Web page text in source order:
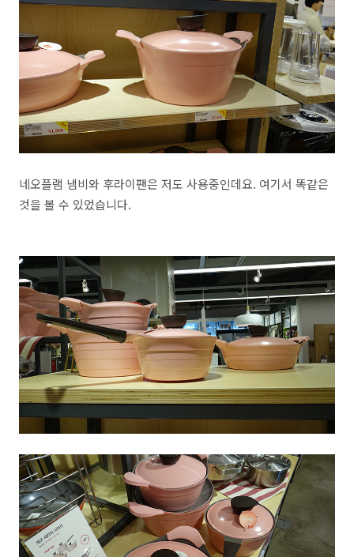
네오플램 냄비와 후라이팬은 저도 사용중인데요. 여기서 똑같은
것을 볼 수 있었습니다.